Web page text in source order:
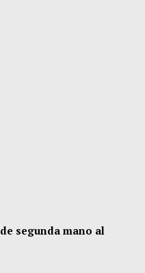
segunda mano al